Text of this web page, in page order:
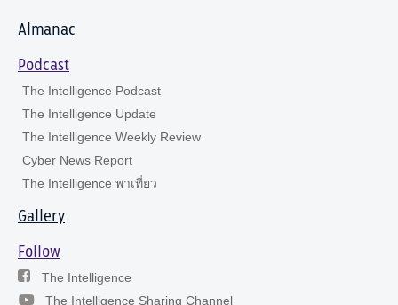
Almanac
Podcast
The Intelligence Podcast
The Intelligence Update
The Intelligence Weekly Review
Cyber News Report
The Intelligence พาเที่ยว
Gallery
Follow
The Intelligence
The Intelligence Sharing Channel